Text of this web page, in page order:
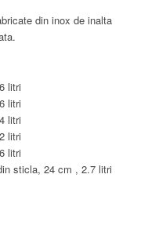
din inox de inalta
litri
litri
litri
litri
litri
sticla, 24 cm , 2.7 litri